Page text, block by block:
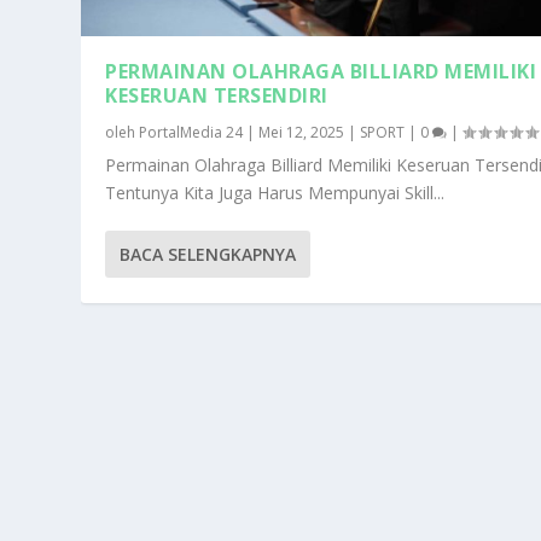
PERMAINAN OLAHRAGA BILLIARD MEMILIKI
KESERUAN TERSENDIRI
oleh PortalMedia 24| Mei 12, 2025 SPORT 0 |
Permainan Olahraga Billiard Memiliki Keseruan
Tentunya Kita Juga Harus Mempunyai Skill...
BACA SELENGKAPNYA